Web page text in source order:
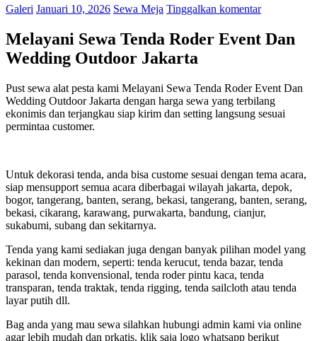
Galeri Januari 10, 2026 Sewa Meja Tinggalkan komentar
Melayani Sewa Tenda Roder Event Dan
Wedding Outdoor Jakarta
Pust sewa alat pesta kami Melayani Sewa Tenda Roder Event Dan
Wedding Outdoor Jakarta dengan harga sewa yang terbilang
ekonimis dan terjangkau siap kirim dan setting langsung sesuai
permintaa customer.
Untuk dekorasi tenda, anda bisa custome sesuai dengan tema acara,
siap mensupport semua acara diberbagai wilayah jakarta, depok,
bogor, tangerang, banten, serang, bekasi, tangerang, banten, serang,
bekasi, cikarang, karawang, purwakarta, bandung, cianjur,
sukabumi, subang dan sekitarnya.
Tenda yang kami sediakan juga dengan banyak pilihan model yang
kekinan dan modern, seperti: tenda kerucut, tenda bazar, tenda
parasol, tenda konvensional, tenda roder pintu kaca, tenda
transparan, tenda traktak, tenda rigging, tenda sailcloth atau tenda
layar putih dll.
Bag anda yang mau sewa silahkan hubungi admin kami via online
agar lebih mudah dan prkatis, klik saja logo whatsapp berikut